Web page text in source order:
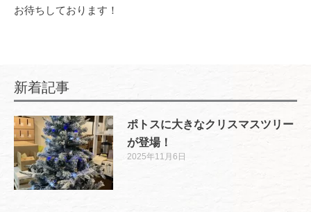
お待ちしております！
新着記事
ポトスに大きなクリスマスツリー
が登場！
2025年11月6日